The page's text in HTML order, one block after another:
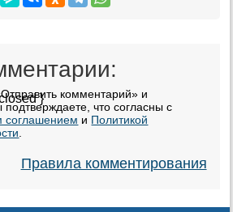
}
комментарий» и
что согласны с
соглашением и Политикой
Правила комментирования